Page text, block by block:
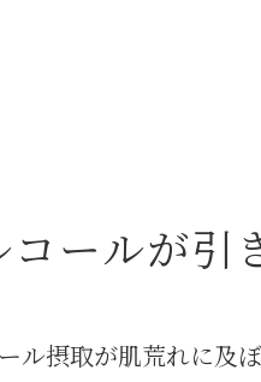
コールが引
ル摂取が肌荒れに及